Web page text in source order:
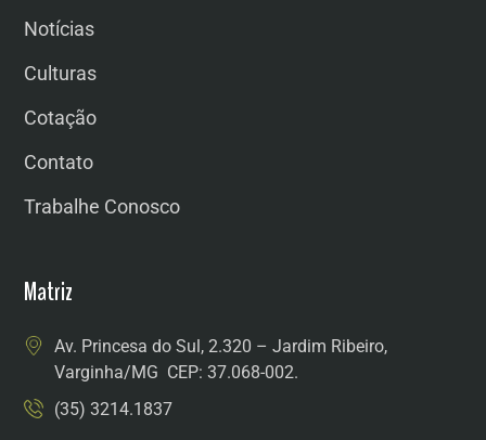
Notícias
Culturas
Cotação
Contato
Trabalhe Conosco
Matriz
Av. Princesa do Sul, 2.320 – Jardim Ribeiro,
Varginha/MG CEP: 37.068-002.
(35) 3214.1837